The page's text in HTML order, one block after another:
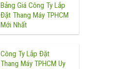
Bảng Giá Công Ty Lắp
Đặt Thang Máy TPHCM
Mới Nhất
Công Ty Lắp Đặt
Thang Máy TPHCM Uy